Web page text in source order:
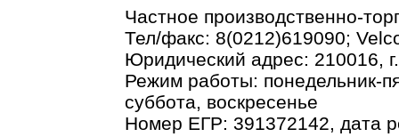
Частное производственно-
Тел/факс: 8(0212)619090;
Юридический адрес: 210016,
Режим работы: понедельник-
суббота, воскресенье
Номер ЕГР: 391372142, дата